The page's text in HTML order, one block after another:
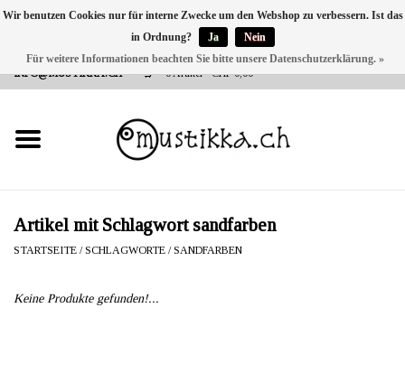
VERSANDKOSTEN 0 CHF INNERHALB CH | INT. VERSAND ÜBER
INFO@MUSTIKKA.CH
0 Artikel - CHF 0,00
NEU BEI UNS
SHOP - A PIECE OF
FINLAND FOR YOU
Artikel mit Schlagwort sandfarben
STARTSEITE /SCHLAGWORTE /SANDFARBEN
Keine Produkte gefunden!...
Wir benutzen Cookies nur für interne Zwecke um den Webshop zu verbessern. Ist das
in Ordnung?
Ja
Nein
Für weitere Informationen beachten Sie bitte unsere Datenschutzerklärung. »